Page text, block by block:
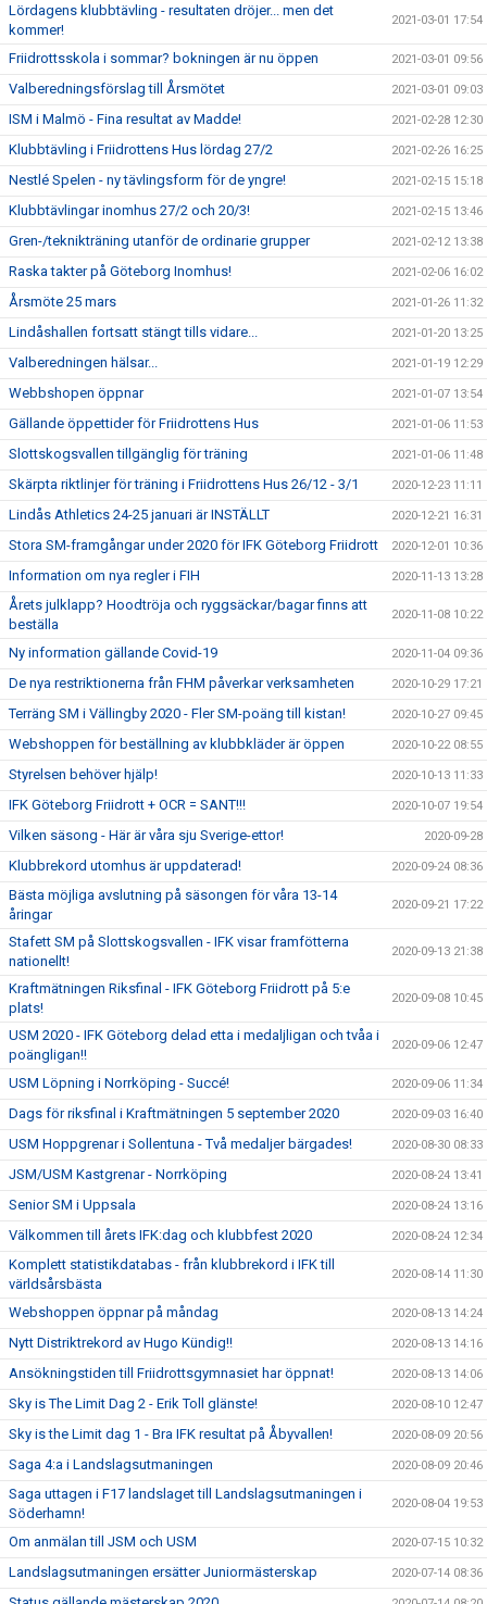
Lördagens klubbtävling - resultaten dröjer... men det
kommer!
2021-03-01 17:54
Friidrottsskola i sommar? bokningen är nu öppen 2021-03-01 09:56
Valberedningsförslag till Årsmötet 2021-03-01 09:03
ISM i Malmö - Fina resultat av Madde! 2021-02-28 12:30
Klubbtävling i Friidrottens Hus lördag 27/2 2021-02-26 16:25
Nestlé Spelen - ny tävlingsform för de yngre! 2021-02-15 15:18
Klubbtävlingar inomhus 27/2 och 20/3! 2021-02-15 13:46
Gren-/teknikträning utanför de ordinarie grupper 2021-02-12 13:38
Raska takter på Göteborg Inomhus! 2021-02-06 16:02
Årsmöte 25 mars 2021-01-26 11:32
Lindåshallen fortsatt stängt tills vidare... 2021-01-20 13:25
Valberedningen hälsar... 2021-01-19 12:29
Webbshopen öppnar 2021-01-07 13:54
Gällande öppettider för Friidrottens Hus 2021-01-06 11:53
Slottskogsvallen tillgänglig för träning 2021-01-06 11:48
Skärpta riktlinjer för träning i Friidrottens Hus 26/12 - 3/1 2020-12-23 11:11
Lindås Athletics 24-25 januari är INSTÄLLT 2020-12-21 16:31
Stora SM-framgångar under 2020 för IFK Göteborg Friidrott 2020-12-01 10:36
Information om nya regler i FIH 2020-11-13 13:28
Årets julklapp? Hoodtröja och ryggsäckar/bagar finns att
beställa
2020-11-08 10:22
Ny information gällande Covid-19 2020-11-04 09:36
De nya restriktionerna från FHM påverkar verksamheten 2020-10-29 17:21
Terräng SM i Vällingby 2020 - Fler SM-poäng till kistan! 2020-10-27 09:45
Webshoppen för beställning av klubbkläder är öppen 2020-10-22 08:55
Styrelsen behöver hjälp! 2020-10-13 11:33
IFK Göteborg Friidrott + OCR = SANT!!! 2020-10-07 19:54
Vilken säsong - Här är våra sju Sverige-ettor! 2020-09-28
Klubbrekord utomhus är uppdaterad! 2020-09-24 08:36
Bästa möjliga avslutning på säsongen för våra 13-14
åringar
2020-09-21 17:22
Stafett SM på Slottskogsvallen - IFK visar framfötterna
nationellt!
2020-09-13 21:38
Kraftmätningen Riksfinal - IFK Göteborg Friidrott på 5:e
plats!
2020-09-08 10:45
USM 2020 - IFK Göteborg delad etta i medaljligan och tvåa i
poängligan!!
2020-09-06 12:47
USM Löpning i Norrköping - Succé! 2020-09-06 11:34
Dags för riksfinal i Kraftmätningen 5 september 2020 2020-09-03 16:40
USM Hoppgrenar i Sollentuna - Två medaljer bärgades! 2020-08-30 08:33
JSM/USM Kastgrenar - Norrköping 2020-08-24 13:41
Senior SM i Uppsala 2020-08-24 13:16
Välkommen till årets IFK:dag och klubbfest 2020 2020-08-24 12:34
Komplett statistikdatabas - från klubbrekord i IFK till
världsårsbästa
2020-08-14 11:30
Webshoppen öppnar på måndag 2020-08-13 14:24
Nytt Distriktrekord av Hugo Kündig!! 2020-08-13 14:16
Ansökningstiden till Friidrottsgymnasiet har öppnat! 2020-08-13 14:06
Sky is The Limit Dag 2 - Erik Toll glänste! 2020-08-10 12:47
Sky is the Limit dag 1 - Bra IFK resultat på Åbyvallen! 2020-08-09 20:56
Saga 4:a i Landslagsutmaningen 2020-08-09 20:46
Saga uttagen i F17 landslaget till Landslagsutmaningen i
Söderhamn!
2020-08-04 19:53
Om anmälan till JSM och USM 2020-07-15 10:32
Landslagsutmaningen ersätter Juniormästerskap 2020-07-14 08:36